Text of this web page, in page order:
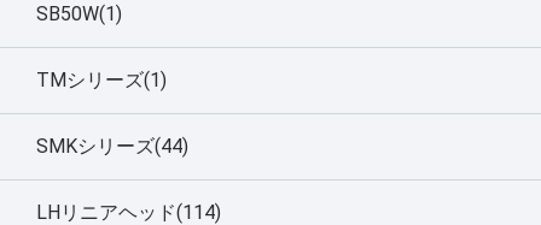
SB50W(1)
TMシリーズ(1)
SMKシリーズ(44)
LHリニアヘッド(114)